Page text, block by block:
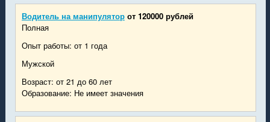
Водитель на манипулятор от 120000 рублей
Полная
Опыт работы: от 1 года
Мужской
Возраст: от 21 до 60 лет
Образование: Не имеет значения